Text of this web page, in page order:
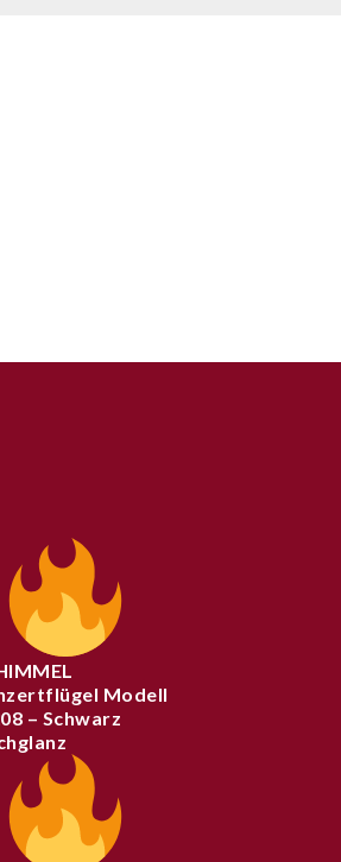
Modell
– Schwarz